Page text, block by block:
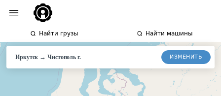
Найти грузы Найти машины
Иркутск →Чистопольг. ИЗМЕНИТЬ